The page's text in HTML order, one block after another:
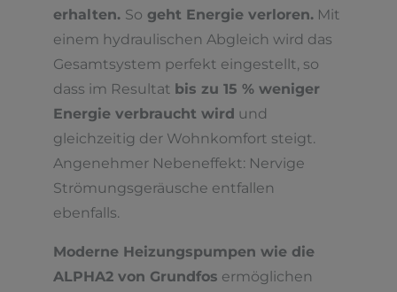
erhalten. So geht Energie verloren. Mit
einem hydraulischen Abgleich wird das
Gesamtsystem perfekt eingestellt, so
dass im Resultat bis zu 15 % weniger
Energie verbraucht wird und
gleichzeitig der Wohnkomfort steigt.
Angenehmer Nebeneffekt: Nervige
Strömungsgeräusche entfallen
ebenfalls.
Moderne Heizungspumpen wie die
ALPHA2 von Grundfos ermöglichen